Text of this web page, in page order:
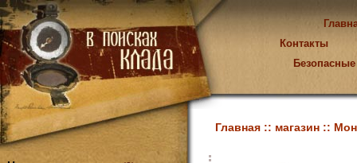
Контакты
Главная :: магазин ::